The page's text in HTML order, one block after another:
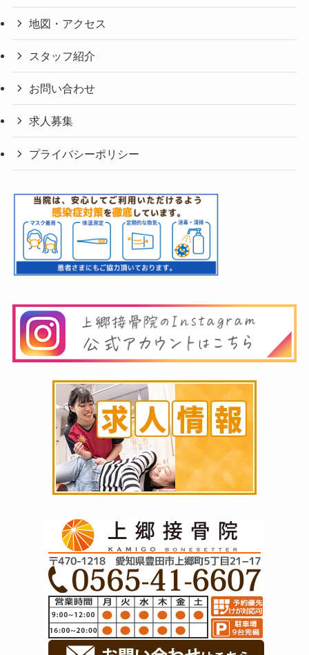
地図・アクセス
スタッフ紹介
お問い合わせ
求人募集
プライバシーポリシー